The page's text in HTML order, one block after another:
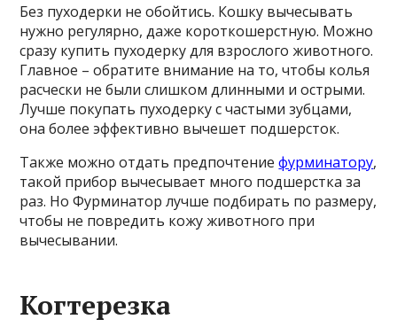
Без пуходерки не обойтись. Кошку вычесывать
нужно регулярно, даже короткошерстную. Можно
сразу купить пуходерку для взрослого животного.
Главное – обратите внимание на то, чтобы колья
расчески не были слишком длинными и острыми.
Лучше покупать пуходерку с частыми зубцами,
она более эффективно вычешет подшерсток.
Также можно отдать предпочтениефурминатору,
такой прибор вычесывает много подшерстка за
раз. Но Фурминатор лучше подбирать по размеру,
чтобы не повредить кожу животного при
вычесывании.
Когтерезка